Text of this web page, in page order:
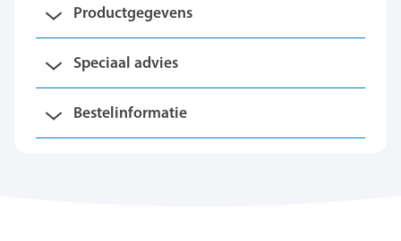
Productgegevens
Speciaal advies
Bestelinformatie